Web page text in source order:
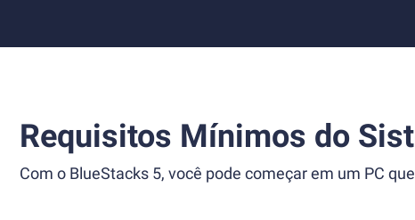
Requisitos Mínimos do
Com o BlueStacks 5, você pode começar em um PC